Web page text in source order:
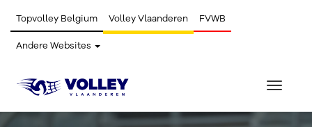
Topvolley Belgium Volley Vlaanderen FVWB
Andere Websites
Toggle